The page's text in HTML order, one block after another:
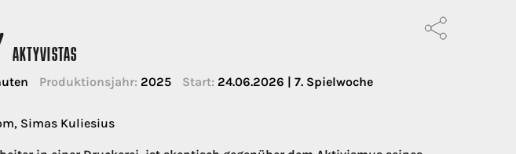
/AKTYVISTAS
Produktionsjahr: 2025 Start: 24.06.2026 | 7. Spielwoche
Simas Kuliesius